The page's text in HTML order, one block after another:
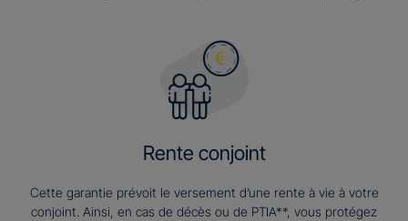
Rente conjoint
Cette garantie prévoit le versement d’une rente à vie à votre
conjoint. Ainsi, en cas de décès ou de PTIA**, vous protégez